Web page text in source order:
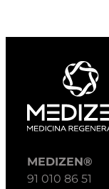
MEDIZEN®
91 010 86 51